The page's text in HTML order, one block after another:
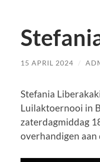
15 APRIL 2024 /
Stefania
Luilaktoernooi in
zaterdagmiddag
overhandigen